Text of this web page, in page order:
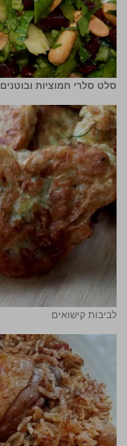
סלט סלרי חמוציות ובוטנים
לביבות קישואים